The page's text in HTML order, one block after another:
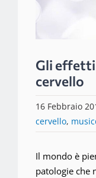
Gli effetti
cervello
16 Febbraio
cervello,
Il mondo è
patologie che